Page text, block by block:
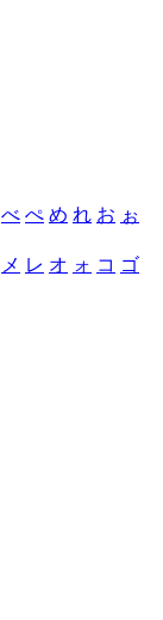
べ ぺ め れ お ぉ
メ レ オ ォ コ ゴ